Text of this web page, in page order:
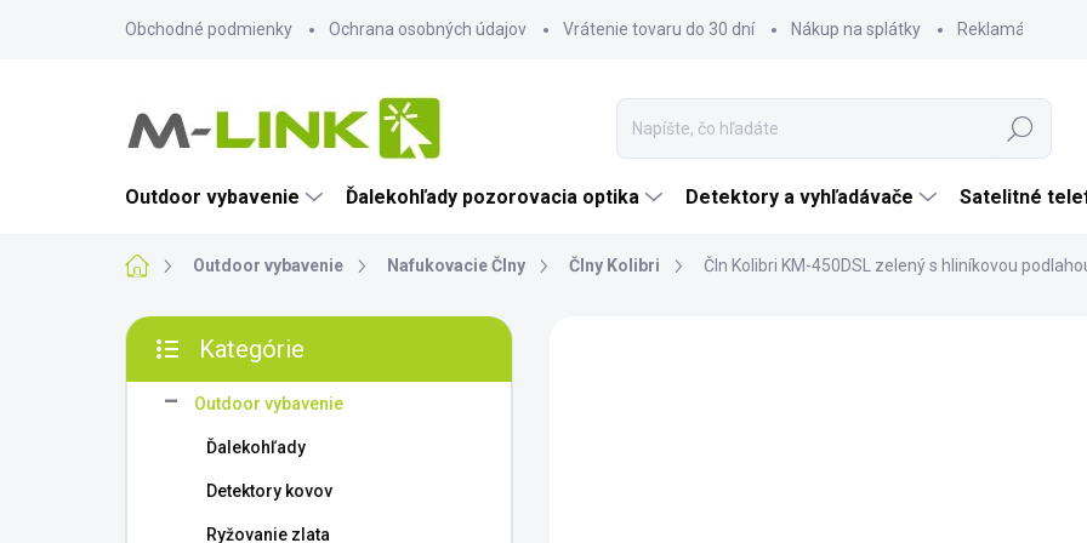
Obchodné podmienky Ochrana osobných údajov Vrátenie tovaru do 30 dní Nákup na splátky Reklamácia
Hľadať
Outdoor vybavenie Ďalekohľady pozorovacia optika Detektory a vyhľadávače Satelitné
DomovOutdoor vybavenie Nafukovacie Člny Člny Kolibri Čln Kolibri KM-450DSL zelený s hliníkovou
B
č
kategórie
Kategórie
Outdoor vybavenie
Ďalekohľady
Detektory kovov
Ryžovanie zlata